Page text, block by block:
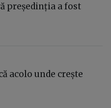
președinția a fost
acolo unde crește